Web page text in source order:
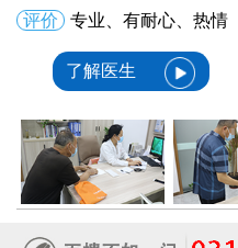
评价
专业、有耐心、热情
了解医生